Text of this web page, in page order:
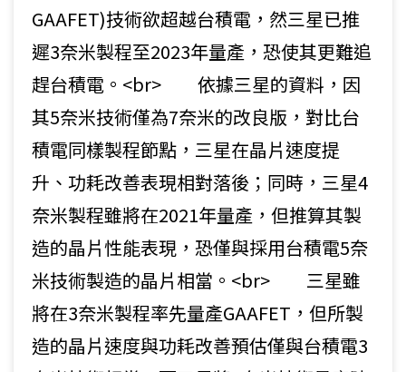
GAAFET)技術欲超越台積電，然三星已推
遲3奈米製程至2023年量產，恐使其更難追
趕台積電。<br> 依據三星的資料，因
其5奈米技術僅為7奈米的改良版，對比台
積電同樣製程節點，三星在晶片速度提
升、功耗改善表現相對落後；同時，三星4
奈米製程雖將在2021年量產，但推算其製
造的晶片性能表現，恐僅與採用台積電5奈
米技術製造的晶片相當。<br> 三星雖
將在3奈米製程率先量產GAAFET，但所製
造的晶片速度與功耗改善預估僅與台積電3